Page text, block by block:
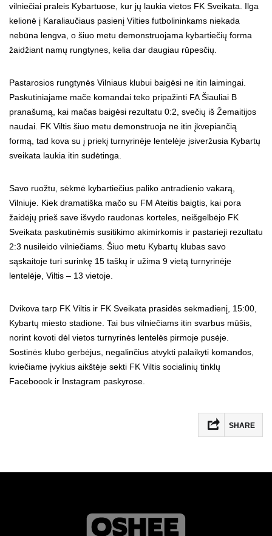
vilniečiai praleis Kybartuose, kur jų laukia vietos FK Sveikata. Ilga
kelionė į Karaliaučiaus pasienį Vilties futbolininkams niekada
nebūna lengva, o šiuo metu demonstruojama kybartiečių forma
žaidžiant namų rungtynes, kelia dar daugiau rūpesčių.
Pastarosios rungtynės Vilniaus klubui baigėsi ne itin laimingai.
Paskutiniajame mače komandai teko pripažinti FA Šiauliai B
pranašumą, kai mačas baigėsi rezultatu 0:2, svečių iš Žemaitijos
naudai. FK Viltis šiuo metu demonstruoja ne itin įkvepiančią
formą, tad kova su į priekį turnyrinėje lentelėje įsiveržusia Kybartų
sveikata laukia itin sudėtinga.
Savo ruožtu, sėkmė kybartiečius paliko antradienio vakarą,
Vilniuje. Kiek dramatiška mačo su FM Ateitis baigtis, kai pora
žaidėjų prieš save išvydo raudonas korteles, neišgelbėjo FK
Sveikata paskutinėmis susitikimo akimirkomis ir pastarieji rezultatu
2:3 nusileido vilniečiams. Šiuo metu Kybartų klubas savo
sąskaitoje turi surinkę 15 taškų ir užima 9 vietą turnyrinėje
lentelėje, Viltis – 13 vietoje.
Dvikova tarp FK Viltis ir FK Sveikata prasidės sekmadienį, 15:00,
Kybartų miesto stadione. Tai bus vilniečiams itin svarbus mūšis,
norint kovoti dėl vietos turnyrinės lentelės pirmoje pusėje.
Sostinės klubo gerbėjus, negalinčius atvykti palaikyti komandos,
kviečiame įvykius aikštėje sekti FK Viltis socialinių tinklų
Faceboook ir Instagram paskyrose.
SHARE